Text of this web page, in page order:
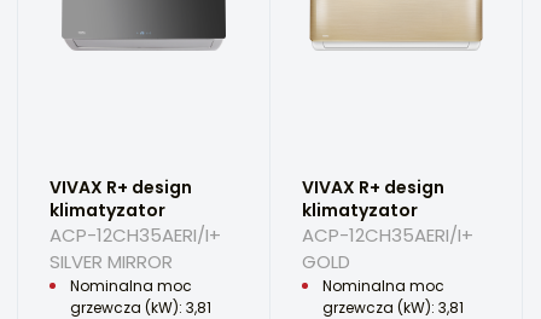
VIVAX R+ design
klimatyzator
ACP-12CH35AERI/I+
SILVER MIRROR
Nominalna moc
grzewcza (kW): 3,81
VIVAX R+ design
klimatyzator
ACP-12CH35AERI/I+
GOLD
Nominalna moc
grzewcza (kW): 3,81